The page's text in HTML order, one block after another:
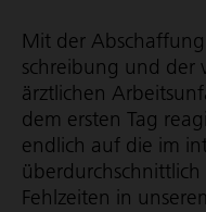
Mit der
schrei­bung und der
ärztlichen
dem ersten Tag
endlich auf die im
Fehlzeiten in